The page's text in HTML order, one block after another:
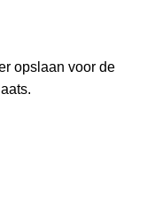
opslaan voor de